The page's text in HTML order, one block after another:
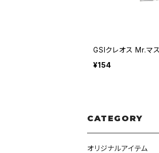
GSIクレオス Mr.マ
¥154
CATEGORY
オリジナルアイテム